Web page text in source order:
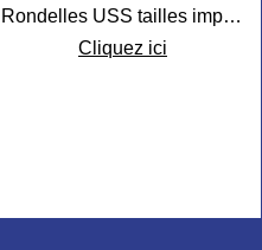
Rondelles USS tailles impériales
Cliquez ici